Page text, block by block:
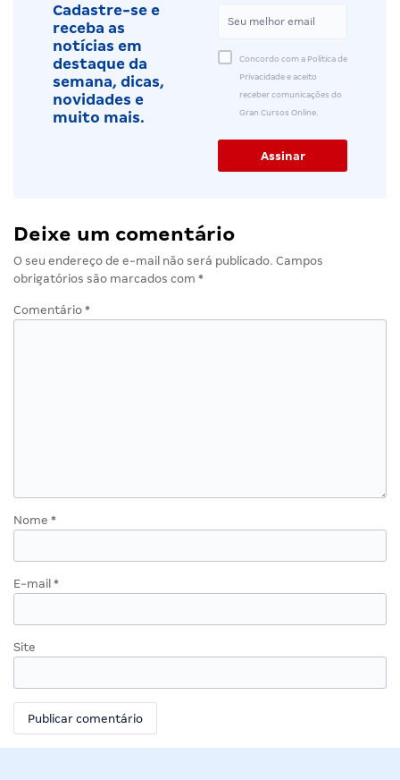
Cadastre-se e
receba as
notícias em
destaque da
semana, dicas,
novidades e
muito mais.
Concordo com a Política de
Privacidade e aceito
receber comunicações do
Gran Cursos Online.
Deixe um comentário
O seu endereço de e-mail não será publicado. Campos
obrigatórios são marcados com *
Comentário *
Nome *
E-mail *
Site